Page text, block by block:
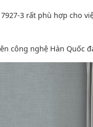
7927-3 rất phù hợp
công nghệ Hàn Quốc